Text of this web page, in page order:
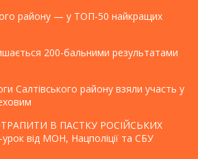
району — у ТОП-50 найкращих
200-бальними результатами
Салтівського району взяли участь у
В ПАСТКУ РОСІЙСЬКИХ
від МОН, Нацполіції та СБУ